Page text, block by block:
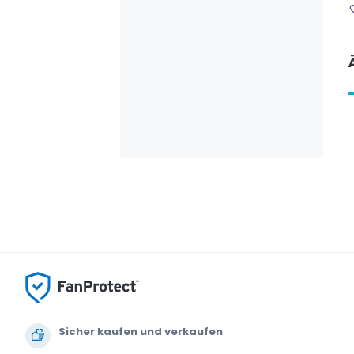
Sicher kaufen und verkaufen